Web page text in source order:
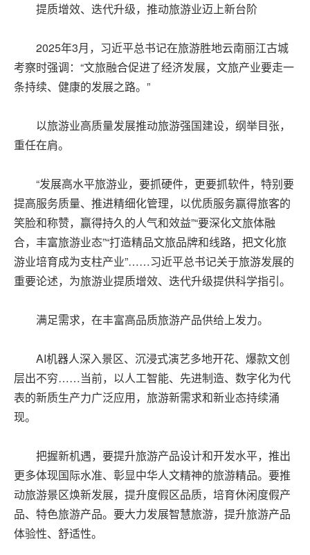
提质增效、迭代升级，推动旅游业迈上新台阶
2025年3月，习近平总书记在旅游胜地云南丽江古城
考察时强调：“文旅融合促进了经济发展，文旅产业要走一
条持续、健康的发展之路。”
以旅游业高质量发展推动旅游强国建设，纲举目张，
重任在肩。
“发展高水平旅游业，要抓硬件，更要抓软件，特别要
提高服务质量、推进精细化管理，以优质服务赢得旅客的
笑脸和称赞，赢得持久的人气和效益”“要深化文旅体融
合，丰富旅游业态”“打造精品文旅品牌和线路，把文化旅
游业培育成为支柱产业”……习近平总书记关于旅游发展的
重要论述，为旅游业提质增效、迭代升级提供科学指引。
满足需求，在丰富高品质旅游产品供给上发力。
AI机器人深入景区、沉浸式演艺多地开花、爆款文创
层出不穷……当前，以人工智能、先进制造、数字化为代
表的新质生产力广泛应用，旅游新需求和新业态持续涌
现。
把握新机遇，要提升旅游产品设计和开发水平，推出
更多体现国际水准、彰显中华人文精神的旅游精品。要推
动旅游景区焕新发展，提升度假区品质，培育休闲度假产
品、特色旅游产品。要大力发展智慧旅游，提升旅游产品
体验性、舒适性。